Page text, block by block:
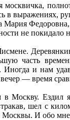
в
Мария
не покидало
часть
и нам
— время
в Москву.
шел с
И обо